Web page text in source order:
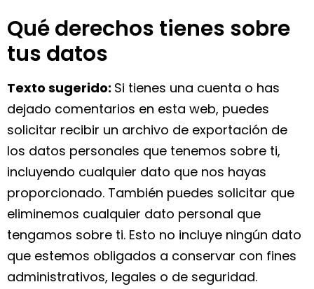
Qué derechos tienes sobre
tus datos
Texto sugerido: Si tienes una cuenta o has
dejado comentarios en esta web, puedes
solicitar recibir un archivo de exportación de
los datos personales que tenemos sobre ti,
incluyendo cualquier dato que nos hayas
proporcionado. También puedes solicitar que
eliminemos cualquier dato personal que
tengamos sobre ti. Esto no incluye ningún dato
que estemos obligados a conservar con fines
administrativos, legales o de seguridad.